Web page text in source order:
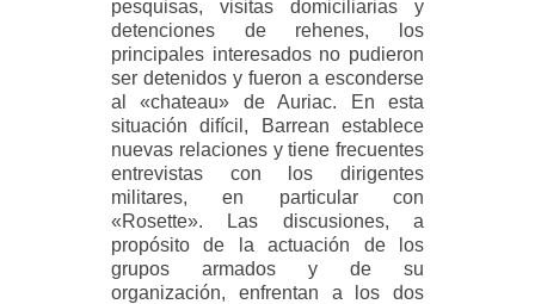
pesquisas, visitas domiciliarias y
detenciones de rehenes, los
principales interesados no pudieron
ser detenidos y fueron a esconderse
al «chateau» de Auriac. En esta
situación difícil, Barrean establece
nuevas relaciones y tiene frecuentes
entrevistas con los dirigentes
militares, en particular con
«Rosette». Las discusiones, a
propósito de la actuación de los
grupos armados y de su
organización, enfrentan a los dos